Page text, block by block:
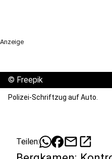
Anzeige
© Freepik
Polizei-Schriftzug auf Auto.
Teilen: mailopen_in_new